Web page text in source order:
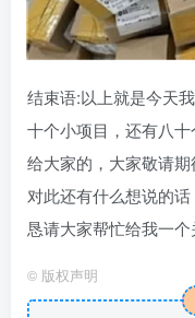
结束语:以上就是今天
十个小项目，还有八
给大家的，大家敬请
对此还有什么想说的
恳请大家帮忙给我一
© 版权声明